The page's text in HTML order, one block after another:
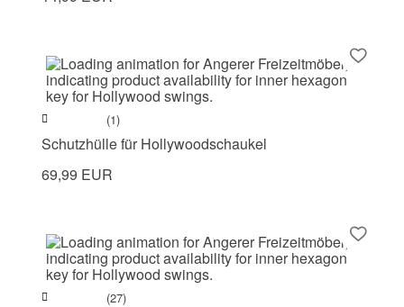
(1)
Schutzhülle für Hollywoodschaukel
69,99 EUR
(27)